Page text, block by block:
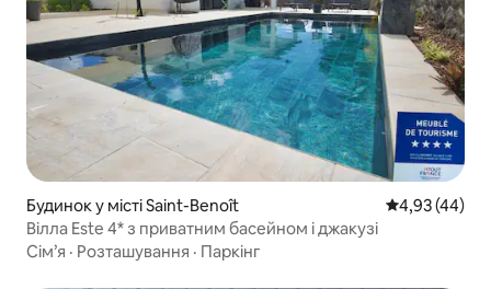
Будинок у місті Saint-Benoît Середня
4,93 (44)
Вілла Este 4* з приватним басейном і джакузі
Сім’я · Розташування · Паркінг